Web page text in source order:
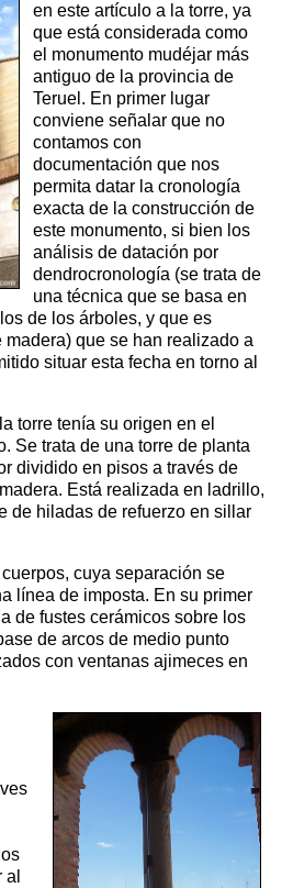
en este artículo a la torre, ya
que está considerada como
el monumento mudéjar más
antiguo de la provincia de
Teruel. En primer lugar
conviene señalar que no
contamos con
documentación que nos
permita datar la cronología
exacta de la construcción de
este monumento, si bien los
análisis de datación por
dendrocronología (se trata de
una técnica que se basa en
de los árboles, y que es
que se han realizado a
situar esta fecha en torno al
torre tenía su origen en el
Se trata de una torre de planta
dividido en pisos a través de
Está realizada en ladrillo,
de hiladas de refuerzo en sillar
cuya separación se
línea de imposta. En su primer
de fustes cerámicos sobre los
de arcos de medio punto
con ventanas ajimeces en